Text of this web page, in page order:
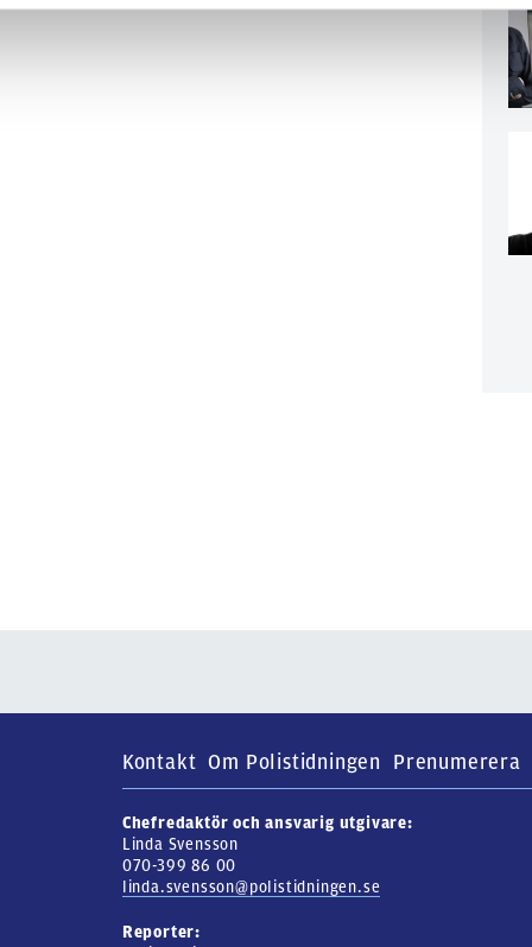
Kontakt Om Polistidningen Prenumerera
Chefredaktör och ansvarig utgivare:
Linda Svensson
070-399 86 00
linda.svensson@polistidningen.se
Reporter: